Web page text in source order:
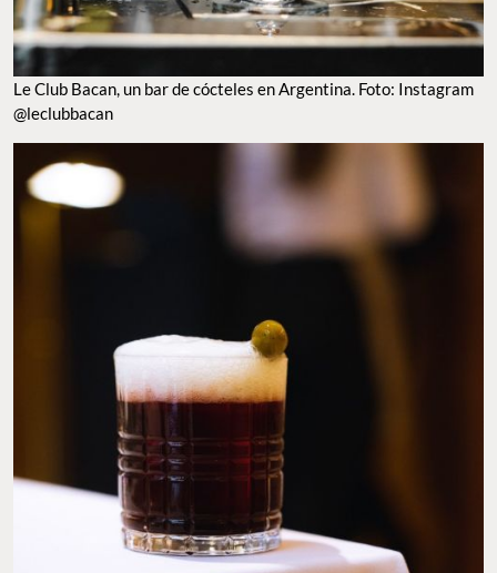
Le Club Bacan, un bar de cócteles en Argentina. Foto: Instagram
@leclubbacan